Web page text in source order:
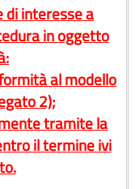
di interesse a
in oggetto
al modello
2);
tramite la
il termine ivi